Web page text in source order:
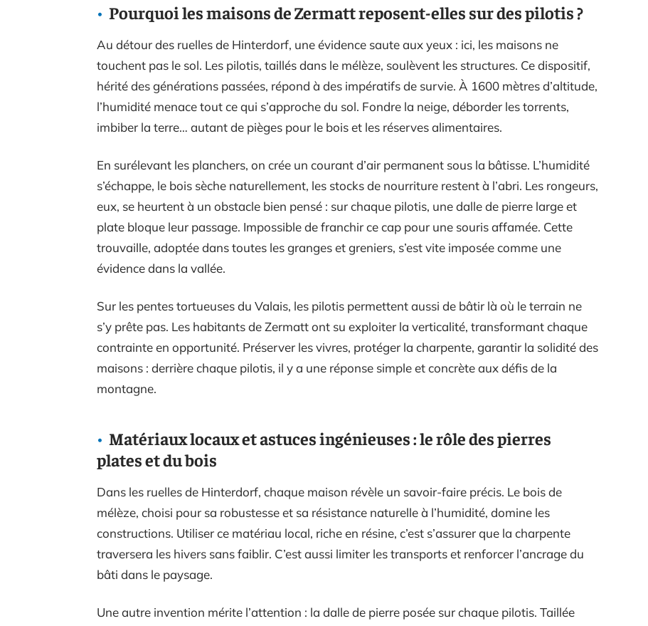
Pourquoi les maisons de Zermatt reposent-elles sur des pilotis ?
Au détour des ruelles de Hinterdorf, une évidence saute aux yeux : ici, les maisons ne
touchent pas le sol. Les pilotis, taillés dans le mélèze, soulèvent les structures. Ce dispositif,
hérité des générations passées, répond à des impératifs de survie. À 1600 mètres d’altitude,
l’humidité menace tout ce qui s’approche du sol. Fondre la neige, déborder les torrents,
imbiber la terre… autant de pièges pour le bois et les réserves alimentaires.
En surélevant les planchers, on crée un courant d’air permanent sous la bâtisse. L’humidité
s’échappe, le bois sèche naturellement, les stocks de nourriture restent à l’abri. Les rongeurs,
eux, se heurtent à un obstacle bien pensé : sur chaque pilotis, une dalle de pierre large et
plate bloque leur passage. Impossible de franchir ce cap pour une souris affamée. Cette
trouvaille, adoptée dans toutes les granges et greniers, s’est vite imposée comme une
évidence dans la vallée.
Sur les pentes tortueuses du Valais, les pilotis permettent aussi de bâtir là où le terrain ne
s’y prête pas. Les habitants de Zermatt ont su exploiter la verticalité, transformant chaque
contrainte en opportunité. Préserver les vivres, protéger la charpente, garantir la solidité des
maisons : derrière chaque pilotis, il y a une réponse simple et concrète aux défis de la
montagne.
Matériaux locaux et astuces ingénieuses : le rôle des pierres
plates et du bois
Dans les ruelles de Hinterdorf, chaque maison révèle un savoir-faire précis. Le bois de
mélèze, choisi pour sa robustesse et sa résistance naturelle à l’humidité, domine les
constructions. Utiliser ce matériau local, riche en résine, c’est s’assurer que la charpente
traversera les hivers sans faiblir. C’est aussi limiter les transports et renforcer l’ancrage du
bâti dans le paysage.
Une autre invention mérite l’attention : la dalle de pierre posée sur chaque pilotis. Taillée